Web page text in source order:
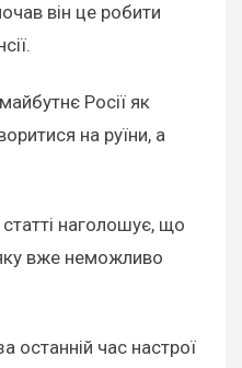
він це робити
Росії як
на руїни, а
наголошує, що
яку вже неможливо
останній час настрої